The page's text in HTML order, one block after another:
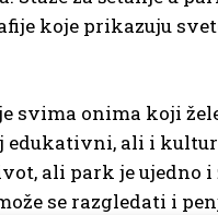
koje prikazuju
svima onima koji
edukativni, ali i
ali park je ujedno
se razgledati i